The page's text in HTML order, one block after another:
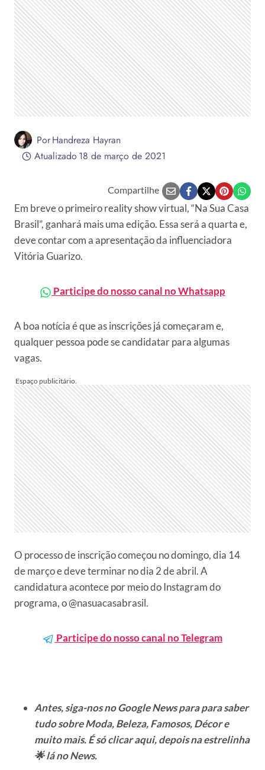
PorHandreza Hayran
Atualizado18 de março de 2021
Compartilhe
Em breve o primeiro reality show virtual, “Na Sua Casa
Brasil”, ganhará mais uma edição. Essa será a quarta e,
deve contar com a apresentação da influenciadora
Vitória Guarizo.
Participe do nosso canal no Whatsapp
A boa notícia é que as inscrições já começaram e,
qualquer pessoa pode se candidatar para algumas
vagas.
O processo de inscrição começou no domingo, dia 14
de março e deve terminar no dia 2 de abril. A
candidatura acontece por meio do Instagram do
programa, o @nasuacasabrasil.
Participe do nosso canal no Telegram
Antes, siga-nos no Google News para para saber
tudo sobre Moda, Beleza, Famosos, Décor e
muito mais. É só clicar aqui, depois na estrelinha
🌟 lá no News.